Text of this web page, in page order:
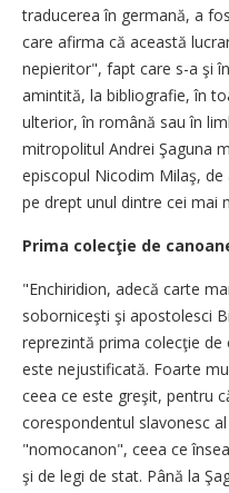
traducerea în germană, a
care afirma că această
nepieritor", fapt care s-a şi
amintită, la bibliografie, în
ulterior, în română sau în
mitropolitul Andrei Şaguna
episcopul Nicodim Milaş,
pe drept unul dintre cei mai
Prima colecţie de
"Enchiridion, adecă carte
soborniceşti şi apostolesci
reprezintă prima colecţie
este nejustificată. Foarte
ceea ce este greşit, pentru
corespondentul slavonesc
"nomocanon", ceea ce
şi de legi de stat. Până la